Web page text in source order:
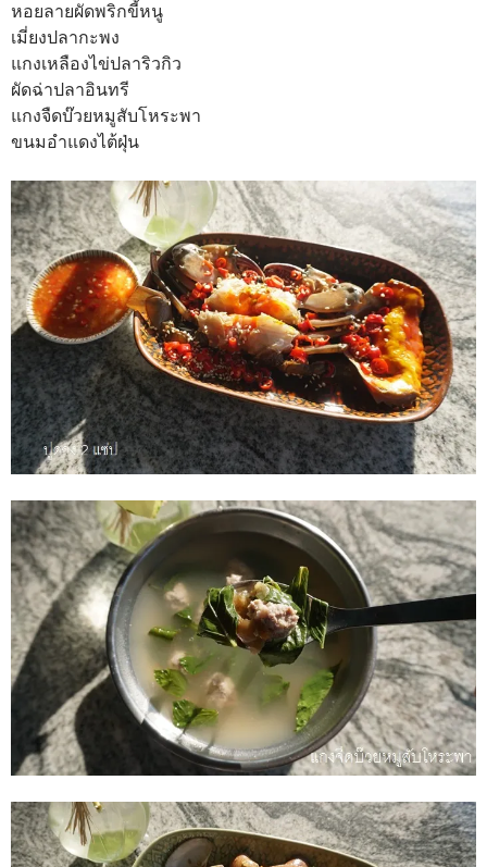
หอยลายผัดพริกขี้หนู
เมี่ยงปลากะพง
แกงเหลืองไข่ปลาริวกิว
ผัดฉ่าปลาอินทรี
แกงจืดบ๊วยหมูสับโหระพา
ขนมอำแดงไต้ฝุ่น